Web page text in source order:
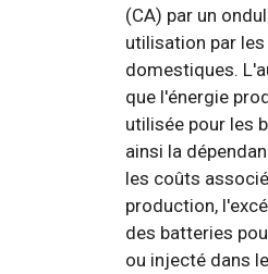
(CA) par un
utilisation par
domestiques.
que l'énergie
utilisée pour les
ainsi la
les coûts
production,
des batteries
ou injecté dans